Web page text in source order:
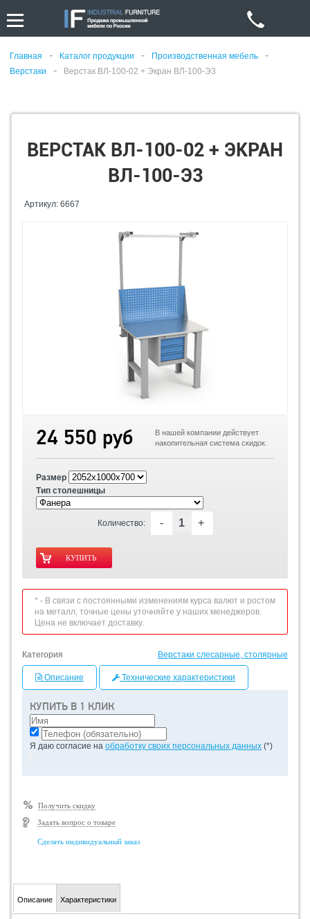
Главная - Каталог продукции - Производственная мебель -
Верстаки - Верстак ВЛ-100-02 + Экран ВЛ-100-Э3
ВЕРСТАК ВЛ-100-02 + ЭКРАН
ВЛ-100-Э3
Артикул: 6667
КУПИТЬ В 1 КЛИК
Я даю согласие на обработку своих персональных данных (*)
Получить скидку
Задать вопрос о товаре
Сделать индивидуальный заказ
24 550 руб
В нашей компании действует
накопительная система скидок.
Размер
Тип столешницы
Количество: - +
* - В связи с постоянными изменениям курса валют и ростом
на металл, точные цены уточняйте у наших менеджеров.
Цена не включает доставку.
Категория Верстаки слесарные, столярные
Описание Технические характеристики
Описание Характеристики